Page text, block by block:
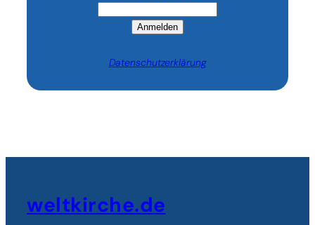
Anmelden
Datenschutzerklärung
weltkirche.de